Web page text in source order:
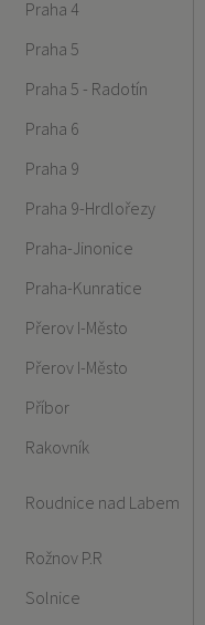
Praha 4
Praha 5
Praha 5 - Radotín
Praha 6
Praha 9
Praha 9-Hrdlořezy
Praha-Jinonice
Praha-Kunratice
Přerov I-Město
Přerov I-Město
Příbor
Rakovník
Roudnice nad Labem
Rožnov P.R
Solnice